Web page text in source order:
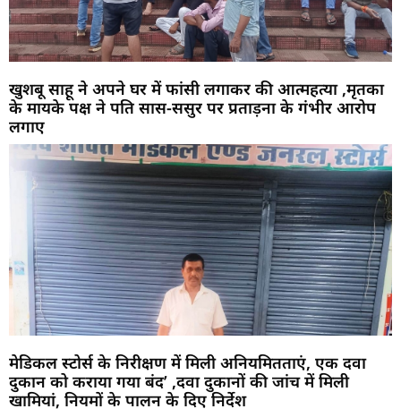
खुशबू साहू ने अपने घर में फांसी लगाकर की आत्महत्या ,मृतका
के मायके पक्ष ने पति सास-ससुर पर प्रताड़ना के गंभीर आरोप
लगाए
मेडिकल स्टोर्स के निरीक्षण में मिली अनियमितताएं, एक दवा
दुकान को कराया गया बंद’ ,दवा दुकानों की जांच में मिली
खामियां, नियमों के पालन के दिए निर्देश